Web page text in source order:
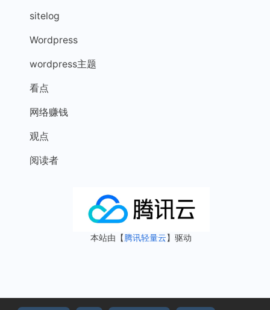
sitelog
Wordpress
wordpress主题
看点
网络赚钱
观点
阅读者
本站由【腾讯轻量云】驱动